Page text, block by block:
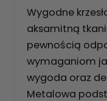
Wygodne
aksamitną
pewnością
wymaganiom
wygoda oraz
Metalowa